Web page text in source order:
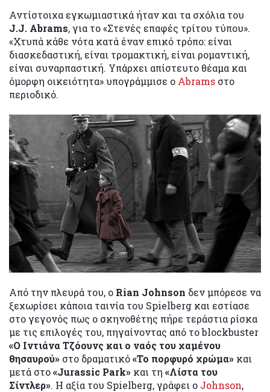
Αντίστοιχα εγκωμιαστικά ήταν και τα σχόλια του
J.J. Abrams, για το «Στενές επαφές τρίτου τύπου».
«Χτυπά κάθε νότα κατά έναν επικό τρόπο: είναι
διασκεδαστική, είναι τρομακτική, είναι ρομαντική,
είναι συναρπαστική. Υπάρχει απίστευτο θέαμα και
όμορφη οικειότητα» υπογράμμισε ο Abrams στο
περιοδικό.
Από την πλευρά του, ο Rian Johnson δεν μπόρεσε να
ξεχωρίσει κάποια ταινία του Spielberg και εστίασε
στο γεγονός πως ο σκηνοθέτης πήρε τεράστια ρίσκα
με τις επιλογές του, πηγαίνοντας από το blockbuster
«Ο Ιντιάνα Τζόουνς και ο ναός του χαμένου
θησαυρού» στο δραματικό«Το πορφυρό χρώμα» και
μετά στο«Jurassic Park» και τη «Λίστα του
Σίντλερ». Η αξία του Spielberg, γράφει ο Johnson,